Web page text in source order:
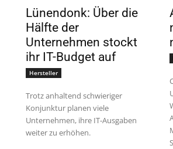
Lünendonk: Über die
Hälfte der
Unternehmen stockt
ihr IT-Budget auf
Hersteller
Trotz anhaltend schwieriger
Konjunktur planen viele
Unternehmen, ihre IT-Ausgaben
weiter zu erhöhen.